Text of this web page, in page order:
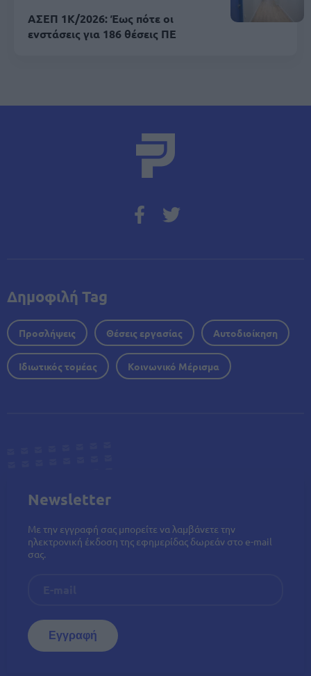
ΑΣΕΠ 1Κ/2026: Έως πότε οι
ενστάσεις για 186 θέσεις ΠΕ
Δημοφιλή Tag
Προσλήψεις Θέσεις εργασίας Αυτοδιοίκηση
Ιδιωτικός τομέας Κοινωνικό Μέρισμα
Newsletter
Με την εγγραφή σας μπορείτε να λαμβάνετε την
ηλεκτρονική έκδοση της εφημερίδας δωρεάν στο e-mail
σας.